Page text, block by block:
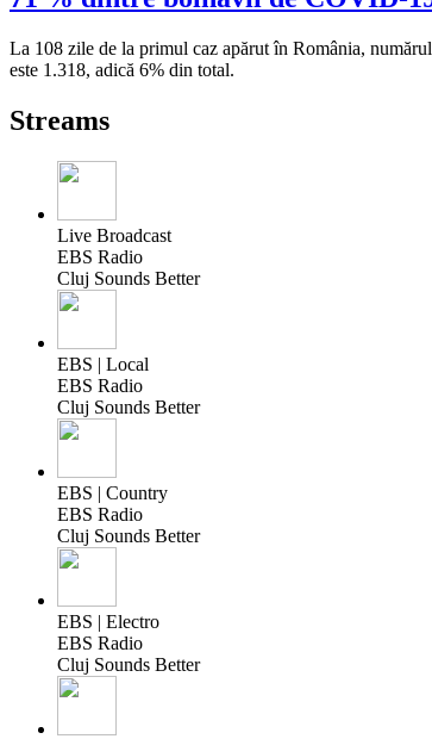
La 108 zile de la primul caz apărut în România,
este 1.318, adică 6% din total.
Streams
Live Broadcast
EBS Radio
Cluj Sounds Better
EBS | Local
EBS Radio
Cluj Sounds Better
EBS | Country
EBS Radio
Cluj Sounds Better
EBS | Electro
EBS Radio
Cluj Sounds Better